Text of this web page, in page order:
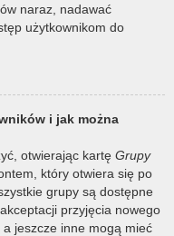
naraz, nadawać
użytkownikom do
i jak można
otwierając kartę Grupy
który otwiera się po
grupy są dostępne
przyjęcia nowego
jeszcze inne mogą mieć